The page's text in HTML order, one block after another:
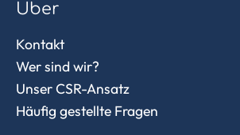
Über
Kontakt
Wer sind wir?
Unser CSR-Ansatz
Häufig gestellte Fragen